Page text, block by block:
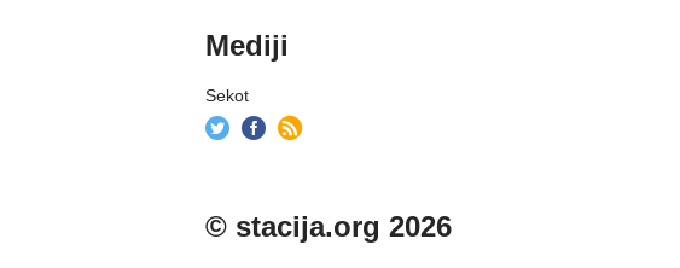
Mediji
Sekot
© stacija.org 2026